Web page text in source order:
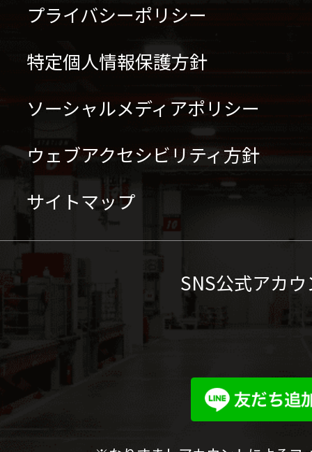
プライバシーポリシー
特定個人情報保護方針
ソーシャルメディアポリシー
ウェブアクセシビリティ方針
サイトマップ
SNS公式アカ